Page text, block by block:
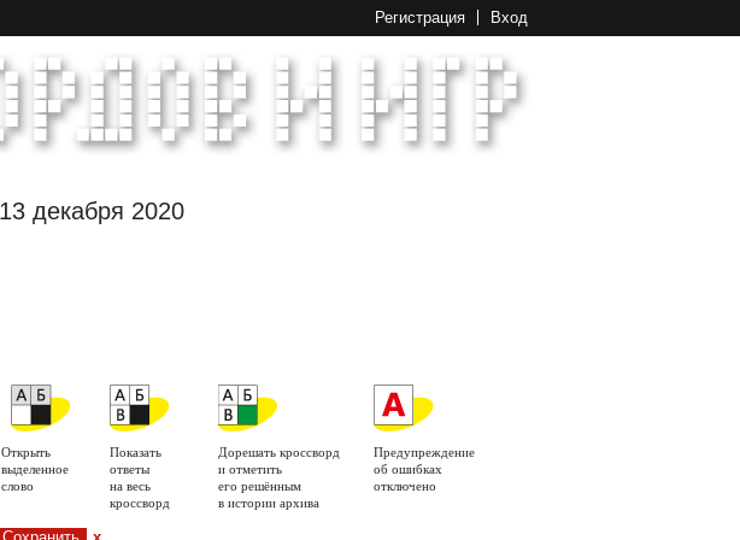
Регистрация Вход
13 декабря 2020
Открыть
выделенное
слово
Показать
ответы
на весь
кроссворд
Дорешать кроссворд
и отметить
его решённым
в истории архива
Предупреждение
об ошибках
отключено